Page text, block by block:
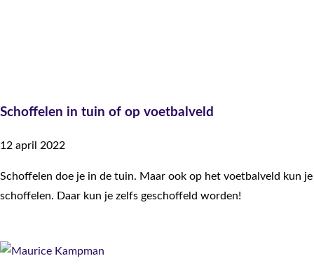
Schoffelen in tuin of op voetbalveld
12 april 2022
Schoffelen doe je in de tuin. Maar ook op het voetbalveld kun je
schoffelen. Daar kun je zelfs geschoffeld worden!